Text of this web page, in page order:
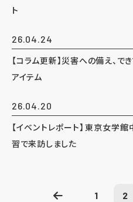
ト
26.04.24
【コラム更新】災害への備え、で
アイテム
26.04.20
【イベントレポート】東京女学
習で来訪しました
1 2